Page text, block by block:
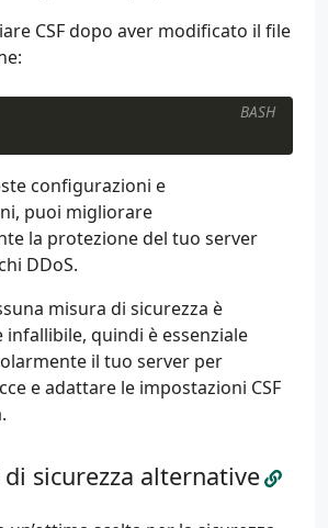
CSF dopo aver modificato il file
BASH
configurazioni e
puoi migliorare
la protezione del tuo server
DDoS.
misura di sicurezza è
quindi è essenziale
il tuo server per
e adattare le impostazioni CSF
sicurezza alternative